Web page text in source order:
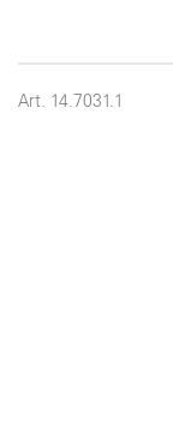
Art. 14.7031.1